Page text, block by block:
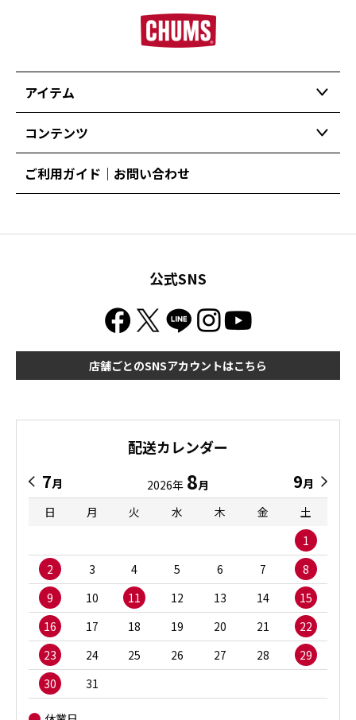
アイテム
コンテンツ
ご利用ガイド｜お問い合わせ
公式SNS
店舗ごとのSNSアカウントはこちら
配送カレンダー
7月 2026年 8月 9月
日
月 火 水 木 金
土
1
2
3 4 5 6 7
8
9
10 11 12 13 14
15
16
17 18 19 20 21
22
23
24 25 26 27 28
29
30
31